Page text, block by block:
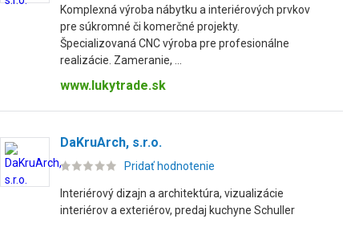
Komplexná výroba nábytku a interiérových prvkov
pre súkromné či komerčné projekty.
Špecializovaná CNC výroba pre profesionálne
realizácie. Zameranie, ...
www.lukytrade.sk
DaKruArch, s.r.o.
Pridať hodnotenie
Interiérový dizajn a architektúra, vizualizácie
interiérov a exteriérov, predaj kuchyne Schuller